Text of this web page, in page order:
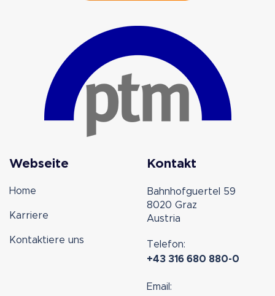
Webseite
Home
Karriere
Kontaktiere uns
Kontakt
Bahnhofguertel 59
8020 Graz
Austria
Telefon:
+43 316 680 880-0
Email: